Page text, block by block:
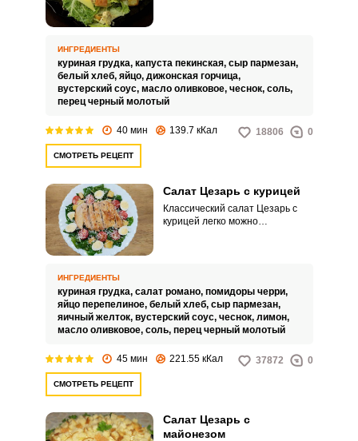
ИНГРЕДИЕНТЫ
куриная грудка, капуста пекинская, сыр пармезан,
белый хлеб, яйцо, дижонская горчица,
вустерский соус, масло оливковое, чеснок, соль,
перец черный молотый
40 мин 139.7 кКал 18806 0
СМОТРЕТЬ РЕЦЕПТ
Салат Цезарь с курицей
Классический салат Цезарь с
курицей легко можно
ИНГРЕДИЕНТЫ
куриная грудка, салат романо, помидоры черри,
яйцо перепелиное, белый хлеб, сыр пармезан,
яичный желток, вустерский соус, чеснок, лимон,
масло оливковое, соль, перец черный молотый
45 мин 221.55 кКал 37872 0
СМОТРЕТЬ РЕЦЕПТ
Салат Цезарь с
майонезом